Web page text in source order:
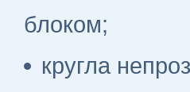
блоком;
кругла